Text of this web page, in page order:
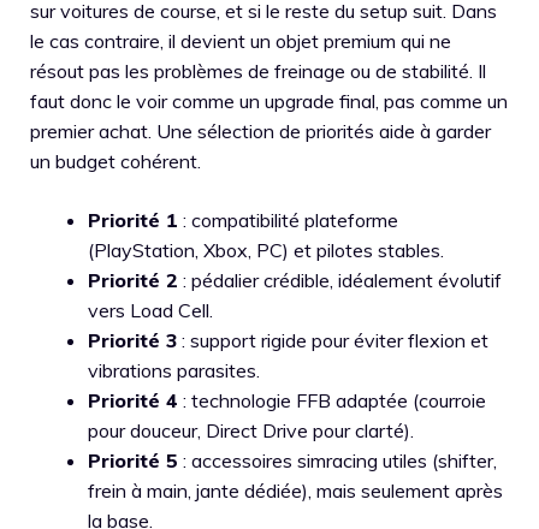
sur voitures de course, et si le reste du setup suit. Dans
le cas contraire, il devient un objet premium qui ne
résout pas les problèmes de freinage ou de stabilité. Il
faut donc le voir comme un upgrade final, pas comme un
premier achat. Une sélection de priorités aide à garder
un budget cohérent.
Priorité 1 : compatibilité plateforme
(PlayStation, Xbox, PC) et pilotes stables.
Priorité 2 : pédalier crédible, idéalement évolutif
vers Load Cell.
Priorité 3 : support rigide pour éviter flexion et
vibrations parasites.
Priorité 4 : technologie FFB adaptée (courroie
pour douceur, Direct Drive pour clarté).
Priorité 5 : accessoires simracing utiles (shifter,
frein à main, jante dédiée), mais seulement après
la base.